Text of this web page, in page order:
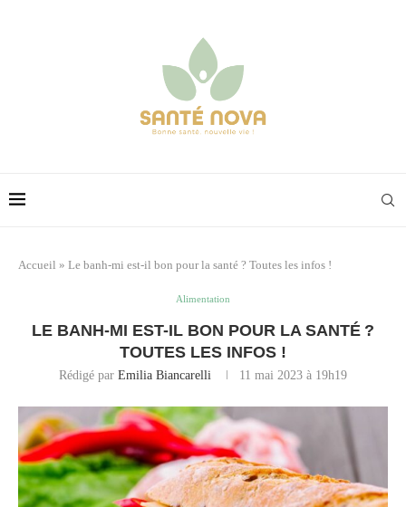
Accueil » Le banh-mi est-il bon pour la santé ? Toutes les infos !
Alimentation
LE BANH-MI EST-IL BON POUR LA SANTÉ ?
TOUTES LES INFOS !
Rédigé par Emilia Biancarelli 11 mai 2023 à 19h19